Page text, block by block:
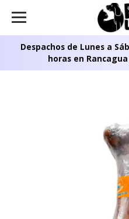
Despachos de Lunes a
horas en